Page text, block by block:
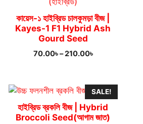
কায়েস-১ হাইব্রিড চালকুমড়া বীজ |
Kayes-1 F1 Hybrid Ash
Gourd Seed
70.00৳–210.00৳Price
through
210.00৳
SALE!
হাইব্রিড ব্রকলি বীজ | Hybrid
Broccoli Seed(আগাম জাত)